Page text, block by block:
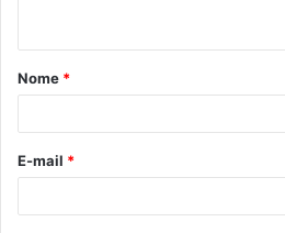
á
r
*
Nome *
E-mail *